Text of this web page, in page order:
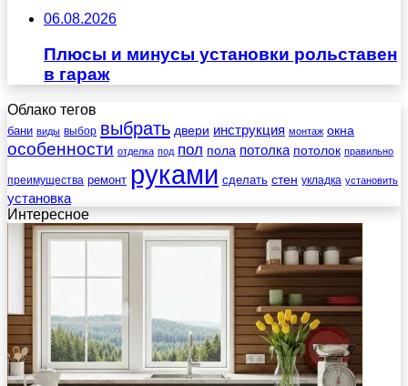
06.08.2026
Плюсы и минусы установки рольставен
в гараж
Облако тегов
бани виды выбор выбрать двери инструкция монтаж окна
особенности отделка под пол пола потолка потолок правильно
преимущества ремонт руками сделать стен укладка установить
установка
Интересное